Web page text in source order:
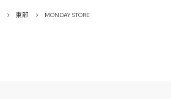
東部 MONDAY STORE